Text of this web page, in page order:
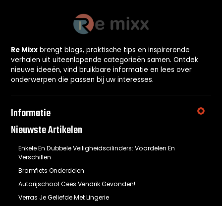
Re Mixx brengt blogs, praktische tips en inspirerende
verhalen uit uiteenlopende categorieën samen. Ontdek
nieuwe ideeën, vind bruikbare informatie en lees over
onderwerpen die passen bij uw interesses.
Informatie
Nieuwste Artikelen
Enkele En Dubbele Veiligheidscilinders: Voordelen En
Verschillen
Bromfiets Onderdelen
Autorijschool Cees Vendrik Gevonden!
Verras Je Geliefde Met Lingerie